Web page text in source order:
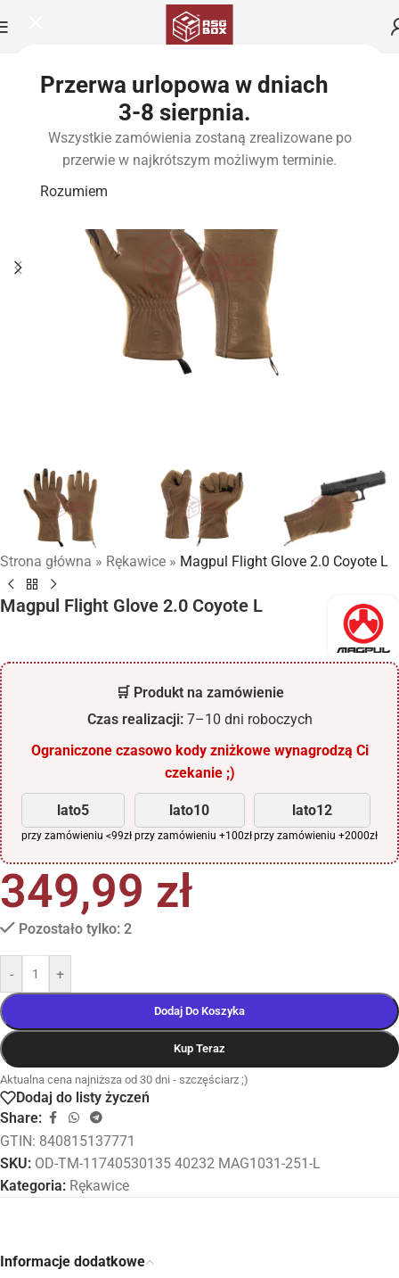
Przerwa urlopowa w dniach
3-8 sierpnia.
Wszystkie zamówienia zostaną zrealizowane po
przerwie w najkrótszym możliwym terminie.
Rozumiem
Strona główna » Rękawice » Magpul Flight Glove 2.0 Coyote L
Magpul Flight Glove 2.0 Coyote L
🛒 Produkt na zamówienie
Czas realizacji:7–10 dni roboczych
Ograniczone czasowo kody zniżkowe wynagrodzą Ci
czekanie ;)
lato5
przy zamówieniu <99zł
lato10
przy zamówieniu +100zł
lato12
przy zamówieniu +2000zł
349,99 zł
Pozostało tylko: 2
- +
Dodaj Do Koszyka
Kup Teraz
Aktualna cena najniższa od 30 dni - szczęściarz ;)
Dodaj do listy życzeń
Share:
GTIN: 840815137771
SKU: OD-TM-11740530135 40232 MAG1031-251-L
Kategoria: Rękawice
Informacje dodatkowe